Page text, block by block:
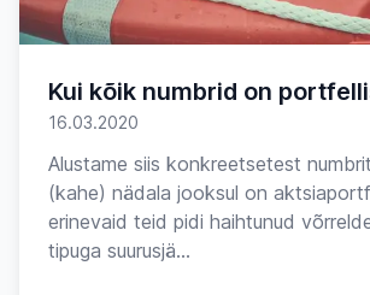
Kui kõik numbrid on
16.03.2020
Alustame siis konkreetsetest
(kahe) nädala jooksul on
erinevaid teid pidi haihtunud
tipuga suurusjä...